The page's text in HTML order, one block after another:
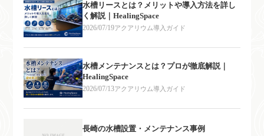
水槽リースとは？メリットや導入方法を詳し
く解説｜HealingSpace
2026/07/19アクアリウム導入ガイド
水槽メンテナンスとは？プロが徹底解説｜
HealingSpace
2026/07/13アクアリウム導入ガイド
長崎の水槽設置・メンテナンス事例